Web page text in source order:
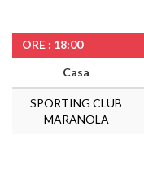
ORE : 18:00
Casa
SPORTING CLUB
MARANOLA